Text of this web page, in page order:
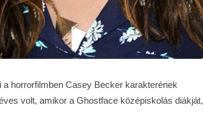
horrorfilmben Casey Becker karakterének
volt, amikor a Ghostface középiskolás diákját,